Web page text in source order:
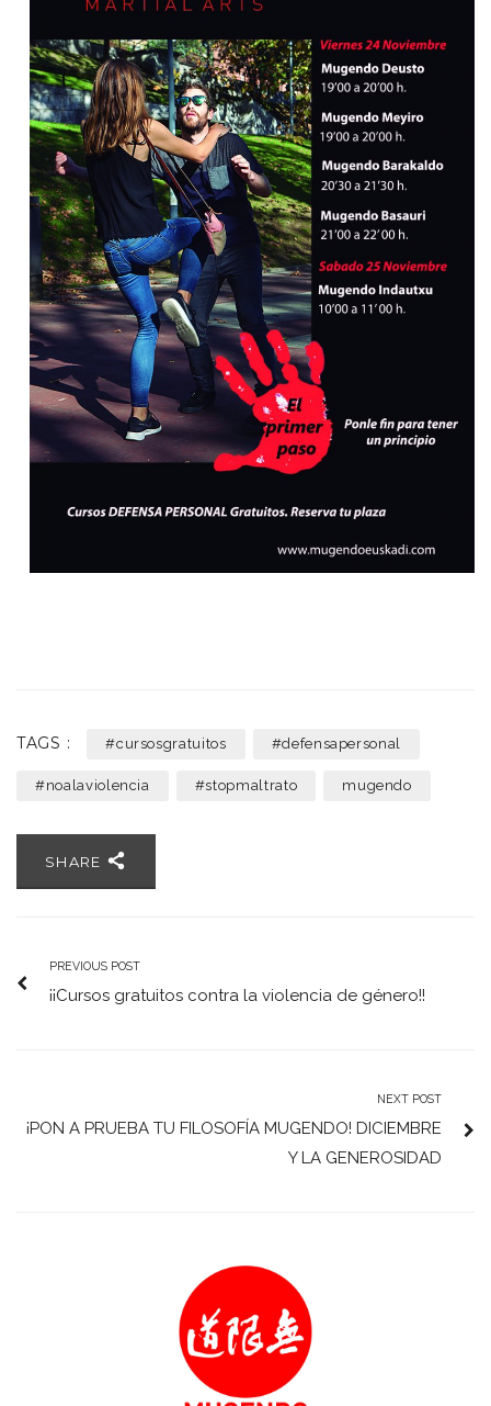
TAGS : #cursosgratuitos #defensapersonal
#noalaviolencia #stopmaltrato mugendo
SHARE
PREVIOUS POST
¡¡Cursos gratuitos contra la violencia de género!!
NEXT POST
¡PON A PRUEBA TU FILOSOFÍA MUGENDO! DICIEMBRE
Y LA GENEROSIDAD